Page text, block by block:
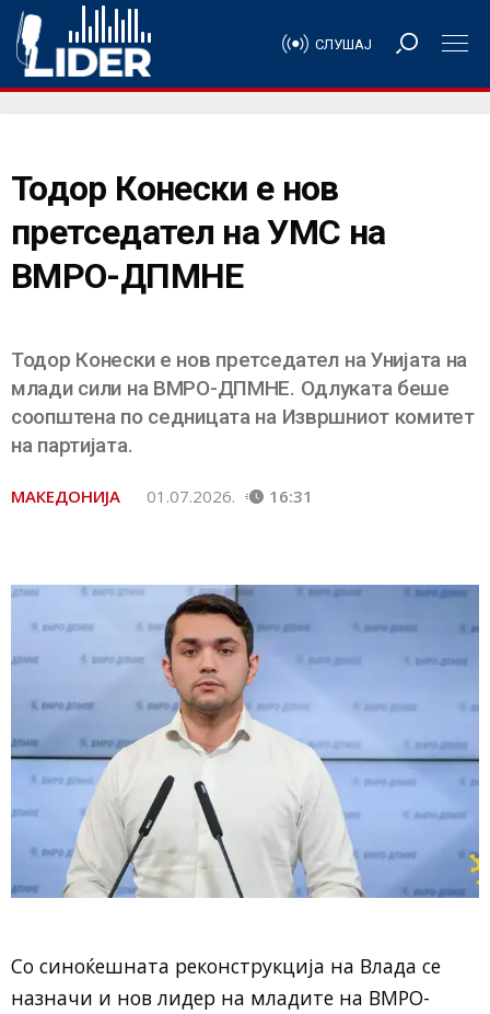
СЛУШАЈ
Тодор Конески е нов
претседател на УМС на
ВМРО-ДПМНЕ
Тодор Конески е нов претседател на Унијата на
млади сили на ВМРО-ДПМНЕ. Одлуката беше
соопштена по седницата на Извршниот комитет
на партијата.
МАКЕДОНИЈА 01.07.2026. 16:31
Со синоќешната реконструкција на Влада се
назначи и нов лидер на младите на ВМРО-